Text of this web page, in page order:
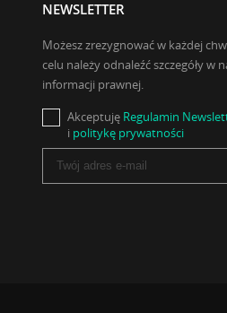
NEWSLETTER
Możesz zrezygnować w każdej
celu należy odnaleźć szczegóły w
informacji prawnej.
Akceptuję Regulamin
i politykę prywatności